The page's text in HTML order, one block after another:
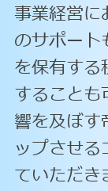
事業経営に
のサポー
を保有す
すること
響を及ぼ
ップさせ
ていただき